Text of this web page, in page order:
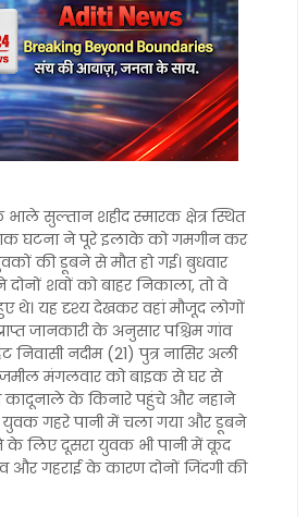
सुल्तान शहीद स्मारक क्षेत्र स्थित
घटना ने पूरे इलाके को गमगीन कर
की डूबने से मौत हो गई। बुधवार
दोनों शवों को बाहर निकाला, तो वे
थे। यह दृश्य देखकर वहां मौजूद लोगों
जानकारी के अनुसार पश्चिम गांव
नदीम (21) पुत्र नासिर अली
मंगलवार को बाइक से घर से
कादूनाले के किनारे पहुंचे और नहाने
युवक गहरे पानी में चला गया और डूबने
के लिए दूसरा युवक भी पानी में कूद
और गहराई के कारण दोनों जिंदगी की